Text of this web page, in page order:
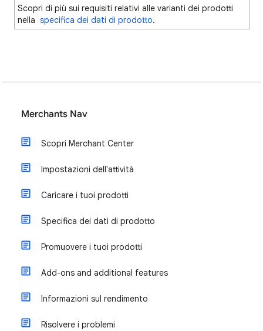
Scopri di più sui requisiti relativi alle varianti dei prodotti
nella specifica dei dati di prodotto.
Merchants Nav
Scopri Merchant Center
Impostazioni dell'attività
Caricare i tuoi prodotti
Specifica dei dati di prodotto
Promuovere i tuoi prodotti
Add-ons and additional features
Informazioni sul rendimento
Risolvere i problemi